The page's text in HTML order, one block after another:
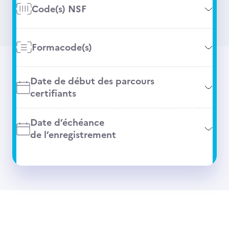
Code(s) NSF
Formacode(s)
Date de début des parcours
certifiants
Date d’échéance
de l’enregistrement